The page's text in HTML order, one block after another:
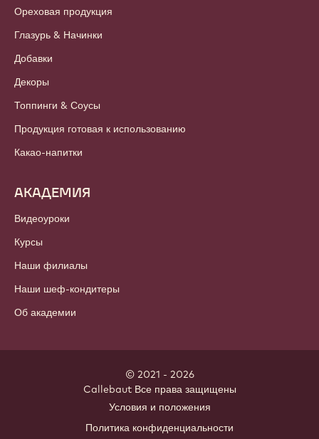
Ореховая продукция
Глазурь & Начинки
Добавки
Декоры
Топпинги & Соусы
Продукция готовая к использованию
Какао-напитки
АКАДЕМИЯ
Видеоуроки
Курсы
Наши филиалы
Наши шеф-кондитеры
Об академии
© 2021 - 2026
Callebaut. Все права защищены
Условия и положения
Политика конфиденциальности